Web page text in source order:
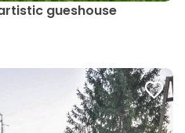
gueshouse